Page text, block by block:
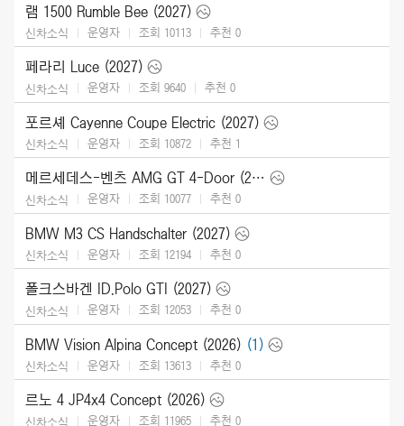
램 1500 Rumble Bee (2027)
신차소식 운영자 조회 10113 추천 0
페라리 Luce (2027)
신차소식 운영자 조회 9640 추천 0
포르셰 Cayenne Coupe Electric (2027)
신차소식 운영자 조회 10872 추천 1
메르세데스-벤츠 AMG GT 4-Door (2027)
신차소식 운영자 조회 10077 추천 0
BMW M3 CS Handschalter (2027)
신차소식 운영자 조회 12194 추천 0
폴크스바겐 ID.Polo GTI (2027)
신차소식 운영자 조회 12053 추천 0
BMW Vision Alpina Concept (2026) (1)
신차소식 운영자 조회 13613 추천 0
르노 4 JP4x4 Concept (2026)
신차소식 운영자 조회 11965 추천 0